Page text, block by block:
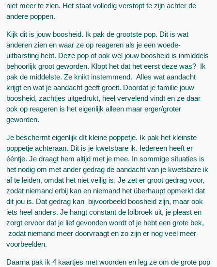
niet meer te zien. Het staat volledig verstopt te zijn achter de
andere poppen.
Kijk dit is jouw boosheid. Ik pak de grootste pop. Dit is wat
anderen zien en waar ze op reageren als je een woede-
uitbarsting hebt. Deze pop of ook wel jouw boosheid is inmiddels
behoorlijk groot geworden. Klopt het dat het eerst deze was? Ik
pak de middelste. Ze knikt instemmend. Alles wat aandacht
krijgt en wat je aandacht geeft groeit. Doordat je familie jouw
boosheid, zachtjes uitgedrukt, heel vervelend vindt en ze daar
ook op reageren is het eigenlijk alleen maar erger/groter
geworden.
Je beschermt eigenlijk dít kleine poppetje. Ik pak het kleinste
poppetje achteraan. Dit is je kwetsbare ik. Iedereen heeft er
ééntje. Je draagt hem altijd met je mee. In sommige situaties is
het nodig om met ander gedrag de aandacht van je kwetsbare ik
af te leiden, omdat het niet veilig is. Je zet er groot gedrag voor,
zodat niemand erbij kan en niemand het überhaupt opmerkt dat
dit jou is. Dat gedrag kan bijvoorbeeld boosheid zijn, maar ook
iets heel anders. Je hangt constant de lolbroek uit, je pleast en
zorgt ervoor dat je lief gevonden wordt of je hebt een grote bek,
zodat niemand meer doorvraagt en zo zijn er nog veel meer
voorbeelden.
Daarna pak ik 4 kaartjes met woorden en leg ze om de grote pop